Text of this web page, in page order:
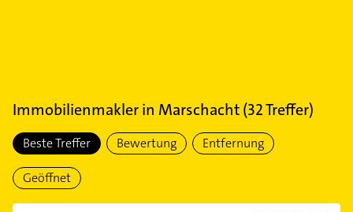
Immobilienmaklerin Marschacht(32Treffer)
Beste Treffer Bewertung Entfernung
Geöffnet